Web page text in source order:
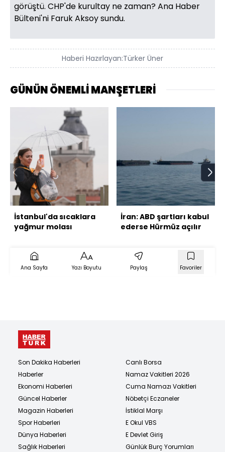
görüştü. CHP'de kurultay ne zaman? Ana Haber
Bülteni'ni Faruk Aksoy sundu.
Haberi Hazırlayan:Türker Üner
GÜNÜN ÖNEMLİ MANŞETLERİ
İstanbul'da sıcaklara
yağmur molası
İran: ABD şartları kabul
ederse Hürmüz açılır
Ana Sayfa Yazı Boyutu Paylaş Favoriler
Son Dakika Haberleri
Haberler
Ekonomi Haberleri
Güncel Haberler
Magazin Haberleri
Spor Haberleri
Dünya Haberleri
Sağlık Haberleri
Canlı Borsa
Namaz Vakitleri 2026
Cuma Namazı Vakitleri
Nöbetçi Eczaneler
İstiklal Marşı
E Okul VBS
E Devlet Giriş
Günlük Burç Yorumları